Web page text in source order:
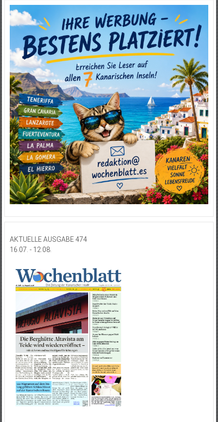
AKTUELLE AUSGABE 474
16.07. - 12.08.